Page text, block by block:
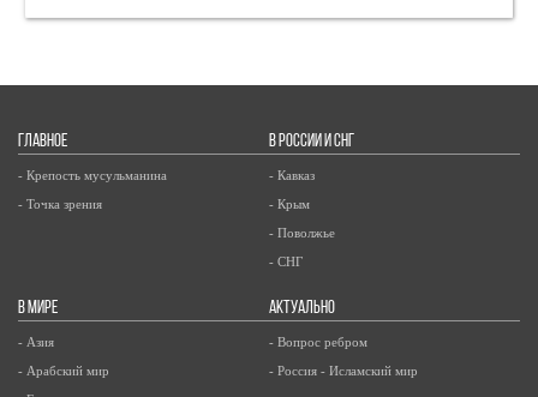
ГЛАВНОЕ
- Крепость мусульманина
- Точка зрения
В РОССИИ И СНГ
- Кавказ
- Крым
- Поволжье
- СНГ
В МИРЕ
- Азия
- Арабский мир
АКТУАЛЬНО
- Вопрос ребром
- Россия - Исламский мир